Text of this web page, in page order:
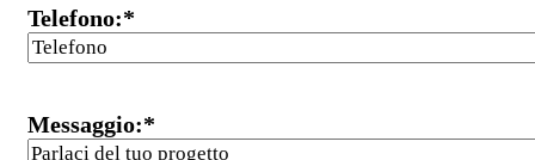
Telefono:*
Messaggio:*